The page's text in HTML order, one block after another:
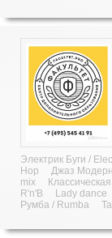
Электрик Буги /
Hop
Джаз
mix
R'n'B
Lady dance
Румба / Rumba